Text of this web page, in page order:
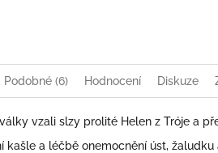
Podobné (6) Hodnocení Diskuze
vzali slzy prolité Helen z Tróje a
kašle a léčbě onemocnění úst, žaludku